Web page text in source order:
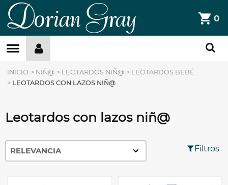
DorianGray
0
Filtros »
INICIO > NIÑ@ > LEOTARDOS NIÑ@ > LEOTARDOS BEBÉ
> LEOTARDOS CON LAZOS NIÑ@
Leotardos con lazos niñ@
Filtros